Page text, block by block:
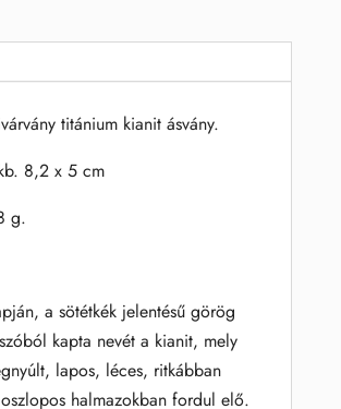
titánium kianit ásvány.
8,2 x 5 cm
g.
a sötétkék jelentésű görög
kapta nevét a kianit, mely
lapos, léces, ritkábban
halmazokban fordul elő.